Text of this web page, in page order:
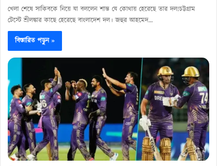
খেলা শেষে সাকিবকে নিয়ে যা বললেন শান্ত যে কোথায় হেরেছে তার দল!চট্টগ্রাম
টেস্টে শ্রীলঙ্কার কাছে হেরেছে বাংলাদেশ দল। জহুর আহমেদ…
বিস্তারিত পড়ুন »